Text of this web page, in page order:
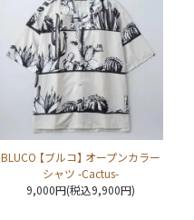
BLUCO 【ブルコ】 オープンカラー
シャツ -Cactus-
9,000円(税込9,900円)